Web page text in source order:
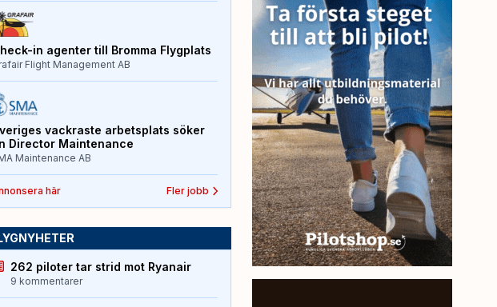
in agenter till Bromma Flygplats
Flight Management AB
vackraste arbetsplats söker
Director Maintenance
Maintenance AB
här Fler jobb
262 piloter tar strid mot Ryanair
9 kommentarer